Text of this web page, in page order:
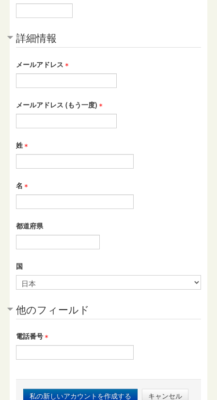
詳細情報
メールアドレス
メールアドレス (もう一度)
姓
名
都道府県
国
他のフィールド
電話番号